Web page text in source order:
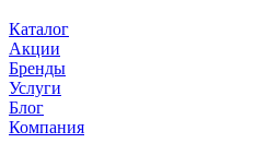
Каталог
Акции
Бренды
Услуги
Блог
Компания